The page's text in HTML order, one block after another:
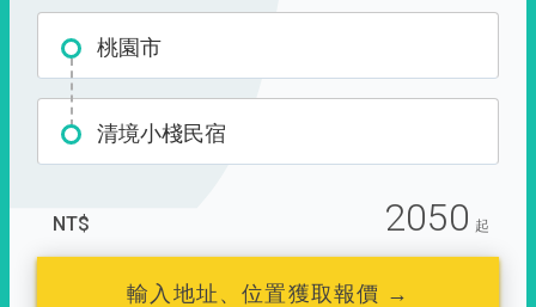
桃園市
清境小棧民宿
NT$ 2050 起
輸入地址、位置獲取報價 →